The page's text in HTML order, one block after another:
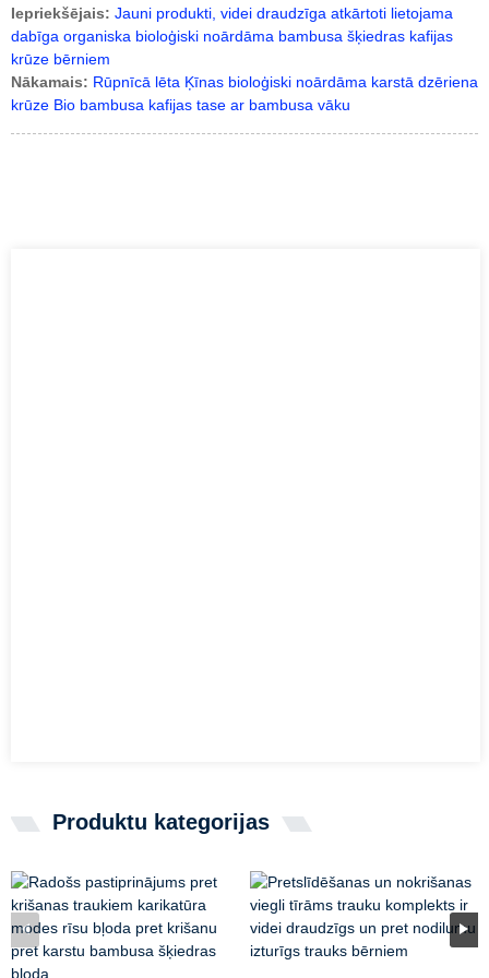
Iepriekšējais: Jauni produkti, videi draudzīga atkārtoti lietojama
dabīga organiska bioloģiski noārdāma bambusa šķiedras kafijas
krūze bērniem
Nākamais: Rūpnīcā lēta Ķīnas bioloģiski noārdāma karstā dzēriena
krūze Bio bambusa kafijas tase ar bambusa vāku
Produktu kategorijas